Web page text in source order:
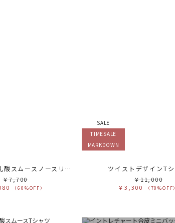
【Plax】ポリ乳酸スムースノースリカットソー
￥7,700
（60%OFF）
SALE
TIMESALE
MARKDOWN
ツイストデザインT
￥11,000
￥3,300
（70%OFF）